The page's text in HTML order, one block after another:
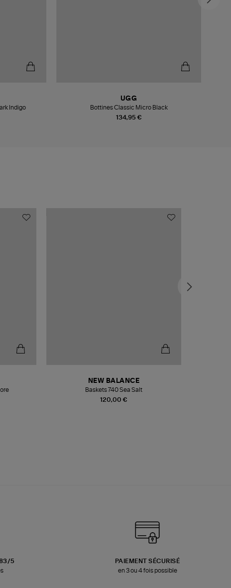
Indigo
134,95 €
UGG
Bottines Classic Micro Black
120,00 €
NEW BALANCE
Baskets 740 Sea Salt
5
PAIEMENT SÉCURISÉ
en 3 ou 4 fois possible